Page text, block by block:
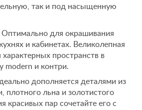
так и под насыщенную
Оптимально для окрашивания
и кабинетах. Великолепная
характерных пространств в
modern и контри.
дополняется деталями из
плотного льна и золотистого
красивых пар сочетайте его с